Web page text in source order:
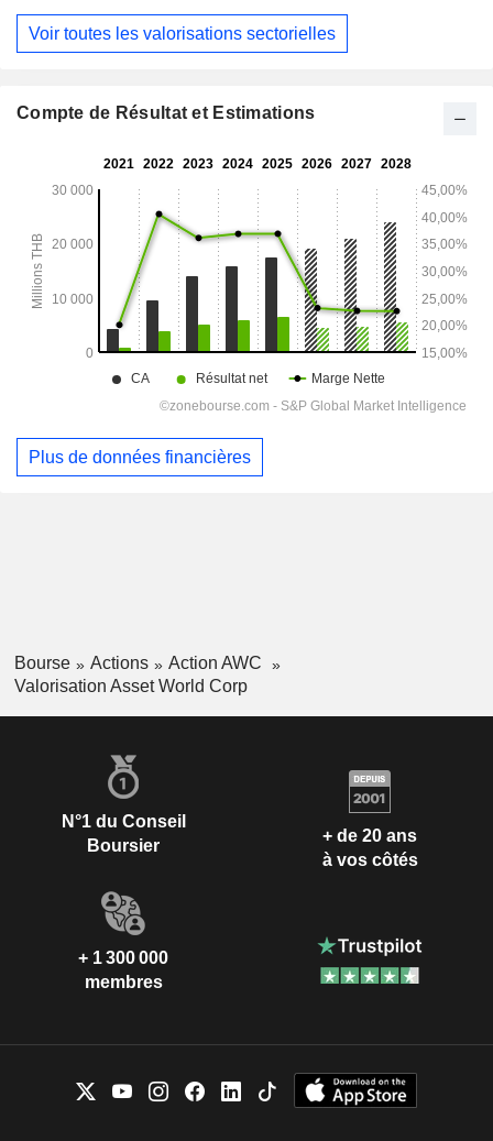
Voir toutes les valorisations sectorielles
Compte de Résultat et Estimations
Plus de données financières
Bourse Actions
Action AWC
Valorisation Asset World Corp
N°1 du Conseil
Boursier
+ de 20 ans
à vos côtés
+ 1 300 000
membres